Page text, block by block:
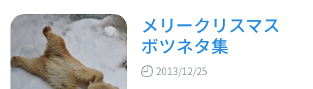
メリークリスマス
ボツネタ集
2013/12/25